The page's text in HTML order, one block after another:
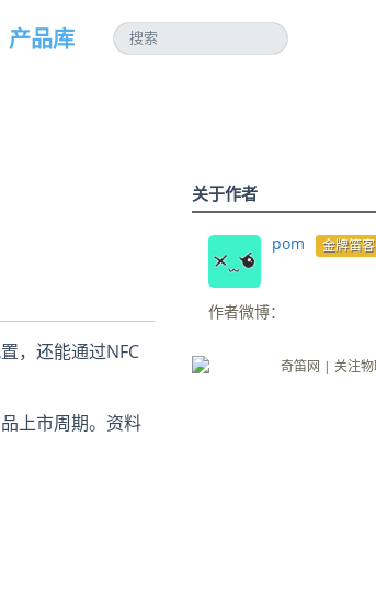
产品库
，还能通过NFC
上市周期。资料
关于作者
pom 金牌笛客
作者微博：